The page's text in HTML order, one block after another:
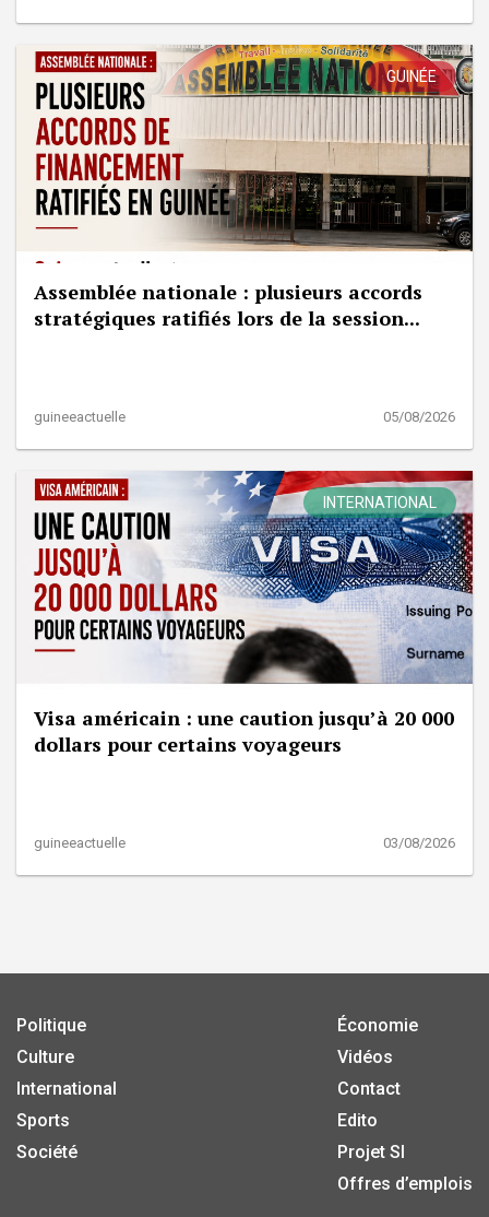
GUINÉE
Assemblée nationale : plusieurs accords
stratégiques ratifiés lors de la session...
guineeactuelle 05/08/2026
INTERNATIONAL
Visa américain : une caution jusqu’à 20 000
dollars pour certains voyageurs
guineeactuelle 03/08/2026
Politique
Culture
International
Sports
Société
Économie
Vidéos
Contact
Edito
Projet SI
Offres d’emplois